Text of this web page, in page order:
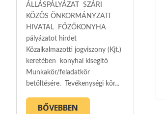
ÁLLÁSPÁLYÁZAT SZÁRI
KÖZÖS ÖNKORMÁNYZATI
HIVATAL FŐZŐKONYHA
pályázatot hirdet
Közalkalmazotti jogviszony (Kjt.)
keretében konyhai kisegítő
Munkakör/feladatkör
betöltésére. Tevékenységi kör...
BŐVEBBEN